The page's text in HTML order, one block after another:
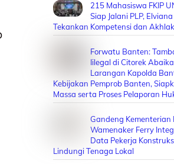
215 Mahasiswa FKIP
Siap Jalani PLP, Elviana
Tekankan Kompetensi dan
Forwatu Banten:
Iilegal di Citorek
Larangan Kapolda
Kebijakan Pemprob Banten,
Massa serta Proses Pelaporan
Gandeng Kementerian
Wamenaker Ferry
Data Pekerja
Lindungi Tenaga Lokal